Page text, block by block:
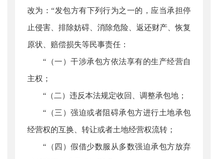
改为：“发包方有下列行为之一的，应当承担停
止侵害、排除妨碍、消除危险、返还财产、恢复
原状、赔偿损失等民事责任：
“（一）干涉承包方依法享有的生产经营自
主权；
“（二）违反本法规定收回、调整承包地；
“（三）强迫或者阻碍承包方进行土地承包
经营权的互换、转让或者土地经营权流转；
“（四）假借少数服从多数强迫承包方放弃